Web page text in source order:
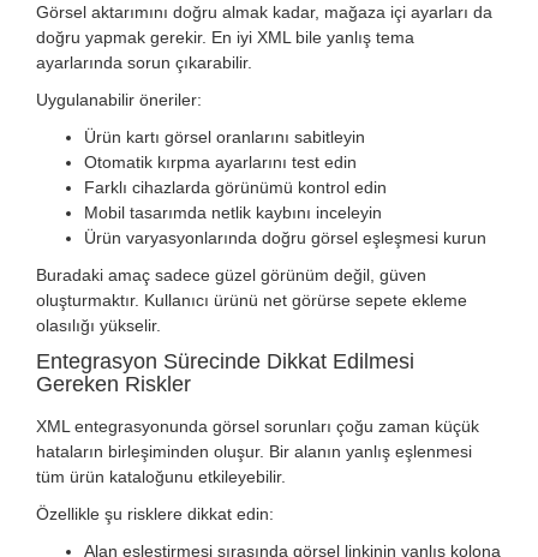
Görsel aktarımını doğru almak kadar, mağaza içi ayarları da
doğru yapmak gerekir. En iyi XML bile yanlış tema
ayarlarında sorun çıkarabilir.
Uygulanabilir öneriler:
Ürün kartı görsel oranlarını sabitleyin
Otomatik kırpma ayarlarını test edin
Farklı cihazlarda görünümü kontrol edin
Mobil tasarımda netlik kaybını inceleyin
Ürün varyasyonlarında doğru görsel eşleşmesi kurun
Buradaki amaç sadece güzel görünüm değil, güven
oluşturmaktır. Kullanıcı ürünü net görürse sepete ekleme
olasılığı yükselir.
Entegrasyon Sürecinde Dikkat Edilmesi
Gereken Riskler
XML entegrasyonunda görsel sorunları çoğu zaman küçük
hataların birleşiminden oluşur. Bir alanın yanlış eşlenmesi
tüm ürün kataloğunu etkileyebilir.
Özellikle şu risklere dikkat edin:
Alan eşleştirmesi sırasında görsel linkinin yanlış kolona